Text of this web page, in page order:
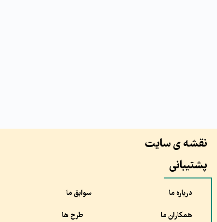
نقشه ی سایت
پشتیبانی
درباره ما سوابق ما
همکاران ما طرح ها